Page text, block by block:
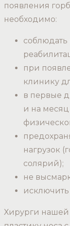
появления
необходимо:
при
клинику
в первые
и на месяц
нагрузок
солярий);
не
Хирурги